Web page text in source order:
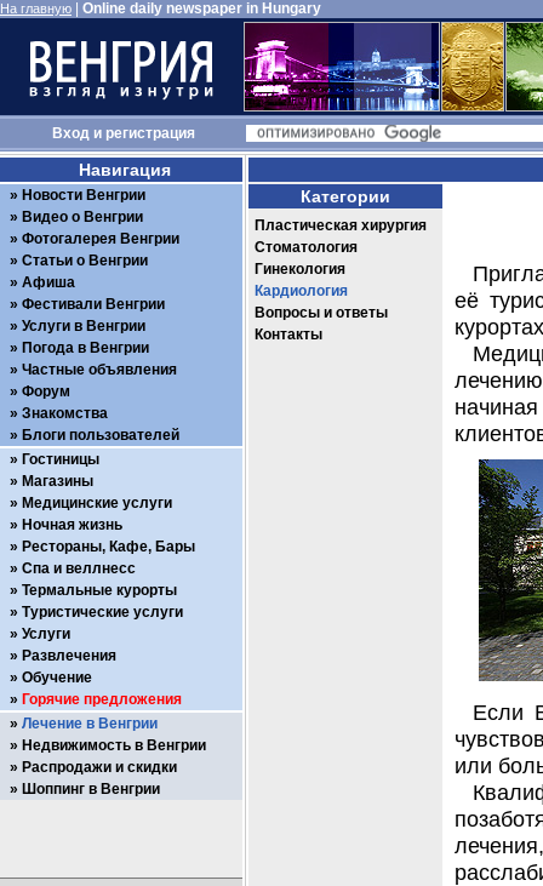
На главную Online daily newspaper in Hungary
Входи регистрация
Категории
Пластическая хирургия
Стоматология
Гинекология
Кардиология
Вопросы и ответы
Контакты
её
Если
или
Навигация
Новости Венгрии
Видео о Венгрии
Фотогалерея Венгрии
Статьи о Венгрии
Афиша
Фестивали Венгрии
Услуги в Венгрии
Погода в Венгрии
Частные объявления
Форум
Знакомства
Блоги пользователей
Гостиницы
Магазины
Медицинские услуги
Ночная жизнь
Рестораны, Кафе, Бары
Спа и веллнесс
Термальные курорты
Туристические услуги
Услуги
Развлечения
Обучение
Горячие предложения
Лечение в Венгрии
Недвижимость в Венгрии
Распродажи и скидки
Шоппинг в Венгрии